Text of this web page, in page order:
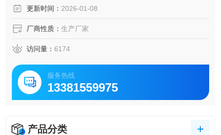
更新时间： 2026-01-08
厂商性质： 生产厂家
访问量： 6174
服务热线
13381559975
产品分类